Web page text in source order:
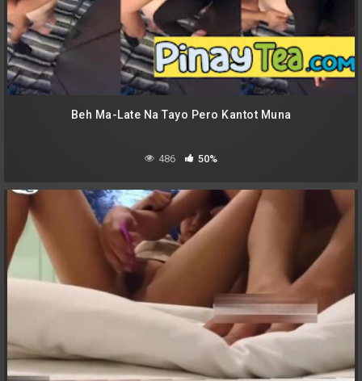
Beh Ma-Late Na Tayo Pero Kantot Muna
486 50%